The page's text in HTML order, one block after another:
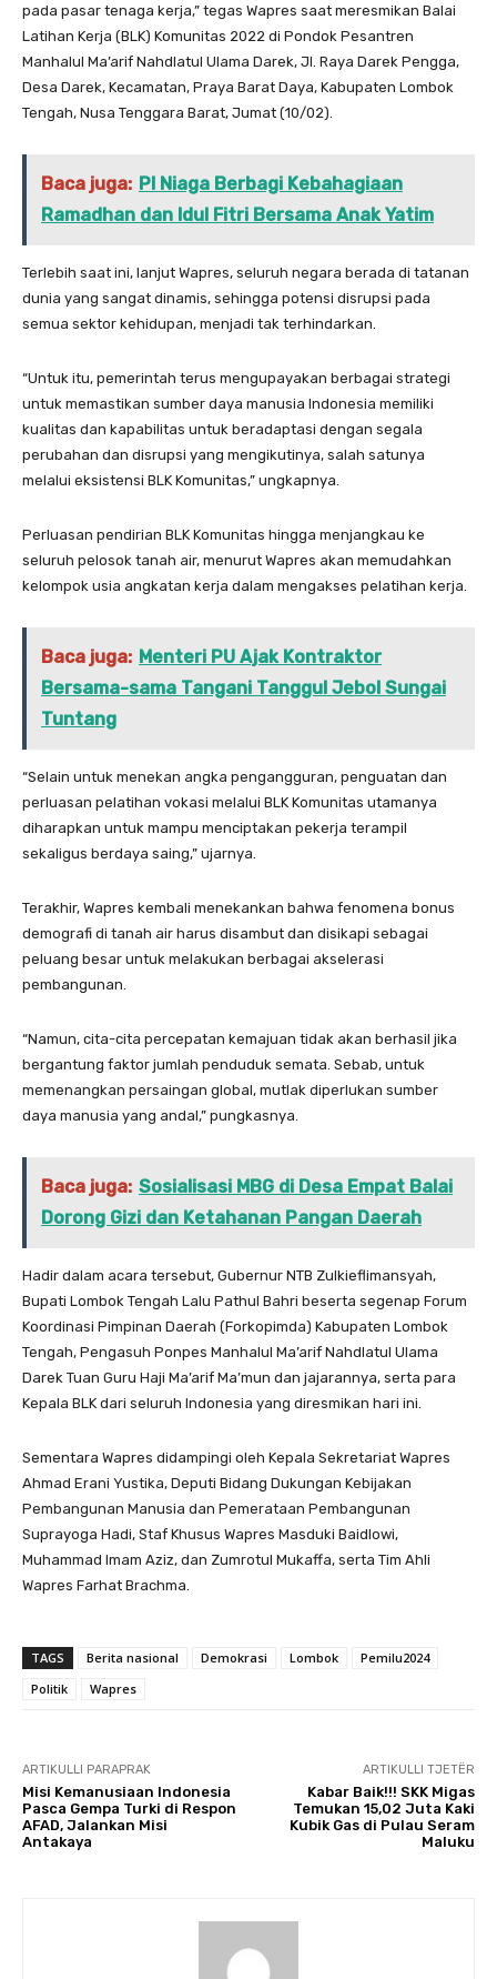
pada pasar tenaga kerja,” tegas Wapres saat meresmikan Balai
Latihan Kerja (BLK) Komunitas 2022 di Pondok Pesantren
Manhalul Ma’arif Nahdlatul Ulama Darek, Jl. Raya Darek Pengga,
Desa Darek, Kecamatan, Praya Barat Daya, Kabupaten Lombok
Tengah, Nusa Tenggara Barat, Jumat (10/02).
Baca juga: PI Niaga Berbagi Kebahagiaan
Ramadhan dan Idul Fitri Bersama Anak Yatim
Terlebih saat ini, lanjut Wapres, seluruh negara berada di tatanan
dunia yang sangat dinamis, sehingga potensi disrupsi pada
semua sektor kehidupan, menjadi tak terhindarkan.
“Untuk itu, pemerintah terus mengupayakan berbagai strategi
untuk memastikan sumber daya manusia Indonesia memiliki
kualitas dan kapabilitas untuk beradaptasi dengan segala
perubahan dan disrupsi yang mengikutinya, salah satunya
melalui eksistensi BLK Komunitas,” ungkapnya.
Perluasan pendirian BLK Komunitas hingga menjangkau ke
seluruh pelosok tanah air, menurut Wapres akan memudahkan
kelompok usia angkatan kerja dalam mengakses pelatihan kerja.
Baca juga: Menteri PU Ajak Kontraktor
Bersama-sama Tangani Tanggul Jebol Sungai
Tuntang
“Selain untuk menekan angka pengangguran, penguatan dan
perluasan pelatihan vokasi melalui BLK Komunitas utamanya
diharapkan untuk mampu menciptakan pekerja terampil
sekaligus berdaya saing,” ujarnya.
Terakhir, Wapres kembali menekankan bahwa fenomena bonus
demografi di tanah air harus disambut dan disikapi sebagai
peluang besar untuk melakukan berbagai akselerasi
pembangunan.
“Namun, cita-cita percepatan kemajuan tidak akan berhasil jika
bergantung faktor jumlah penduduk semata. Sebab, untuk
memenangkan persaingan global, mutlak diperlukan sumber
daya manusia yang andal,” pungkasnya.
Baca juga: Sosialisasi MBG di Desa Empat Balai
Dorong Gizi dan Ketahanan Pangan Daerah
Hadir dalam acara tersebut, Gubernur NTB Zulkieflimansyah,
Bupati Lombok Tengah Lalu Pathul Bahri beserta segenap Forum
Koordinasi Pimpinan Daerah (Forkopimda) Kabupaten Lombok
Tengah, Pengasuh Ponpes Manhalul Ma’arif Nahdlatul Ulama
Darek Tuan Guru Haji Ma’arif Ma’mun dan jajarannya, serta para
Kepala BLK dari seluruh Indonesia yang diresmikan hari ini.
Sementara Wapres didampingi oleh Kepala Sekretariat Wapres
Ahmad Erani Yustika, Deputi Bidang Dukungan Kebijakan
Pembangunan Manusia dan Pemerataan Pembangunan
Suprayoga Hadi, Staf Khusus Wapres Masduki Baidlowi,
Muhammad Imam Aziz, dan Zumrotul Mukaffa, serta Tim Ahli
Wapres Farhat Brachma.
TAGS Berita nasional Demokrasi Lombok
Pemilu2024
Politik
Wapres
ARTIKULLI PARAPRAK
Misi Kemanusiaan Indonesia
Pasca Gempa Turki di Respon
AFAD, Jalankan Misi
Antakaya
ARTIKULLI TJETËR
Kabar Baik!!! SKK Migas
Temukan 15,02 Juta Kaki
Kubik Gas di Pulau Seram
Maluku